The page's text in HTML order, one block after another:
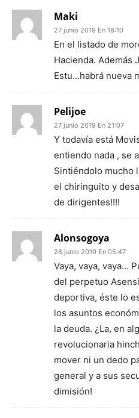
Maki
27 junio 2019 En 18:10
En el listado de
Hacienda. Además
Estu…habrá nueva
Pelijoe
27 junio 2019 En 21:07
Y todavía está
entiendo nada , se
Sintiéndolo mucho
el chiringuito y
de dirigentes!!!!
Alonsogoya
28 junio 2019 En 05:47
Vaya, vaya, vaya…
del perpetuo
deportiva, éste lo
los asuntos
la deuda. ¿La, en
revolucionaria
mover ni un dedo
general y a sus
dimisión!